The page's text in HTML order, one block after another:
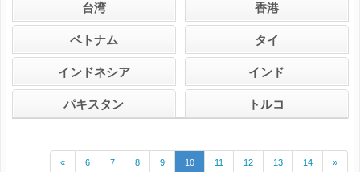
台湾 香港
ベトナム タイ
インドネシア インド
パキスタン トルコ
« 6 7 8 9 10 11 12 13 14 »